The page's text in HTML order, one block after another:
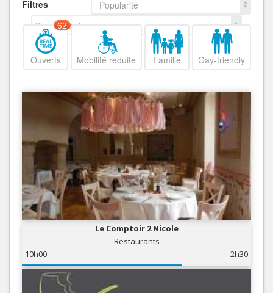
Filtres
Popularité
Decroissant
Ouverts
62
Mobilité réduite Famille Gay-friendly
Le Comptoir 2 Nicole
Restaurants
10h00
2h30